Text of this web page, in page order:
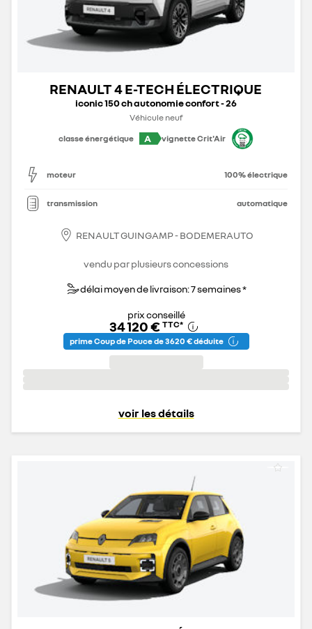
RENAULT 4 E-TECH ÉLECTRIQUE
iconic 150 ch autonomie confort - 26
Véhicule neuf
classe énergétique
A vignette Crit'Air
moteur 100% électrique
transmission automatique
RENAULT GUINGAMP - BODEMERAUTO
vendu par plusieurs concessions
délai moyen de livraison: 7 semaines *
prix conseillé
34 120 € TTC*
prime Coup de Pouce de 3 620 € déduite
voir les détails